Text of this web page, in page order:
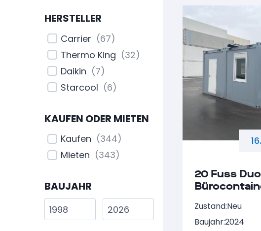
20 Fuss
Zustand:Neu
Baujahr:2024
Bürocontainer
Baucontainer
Duschcontainer (1
Materialcontainer
Werkstattcontainer
Baustellencontainer
(9)
Kleincontainer
Bauwagen
Sanitärcontainer (1)
Bulk Container
HERSTELLER
Carrier (67)
Thermo King (32)
Daikin (7)
Starcool (6)
KAUFEN ODER MIETEN
Kaufen (344)
Mieten (343)
BAUJAHR